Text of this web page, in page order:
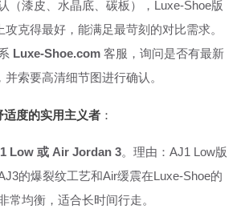
（漆皮、水晶底、碳板），Luxe-Shoe版
攻克得最好，能满足最苛刻的对比需求。
Luxe-Shoe.com 客服，询问是否有最新
并索要高清细节图进行确认。
度的实用主义者：
Low 或 Air Jordan 3。理由：AJ1 Low版
的爆裂纹工艺和Air缓震在Luxe-Shoe的
常均衡，适合长时间行走。